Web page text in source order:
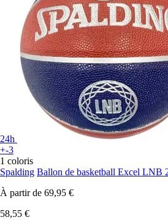
24h
+-3
1 coloris
Spalding Ballon de basketball Excel LNB
À partir de 69,95 €
58,55 €